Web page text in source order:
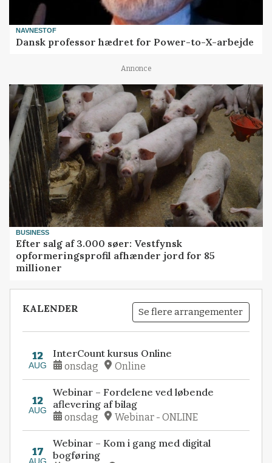
NAVNESTOF
Dansk professor hædret for Power-to-X-arbejde
Annonce
BUSINESS
Efter salg af 3.000 søer: Vestfynsk
opformeringsprofil afhænder jord for 85
millioner
KALENDER Se flere arrangementer
12
AUG
InterCount kursus Online
onsdag Online
12
AUG
Webinar – Fordelene ved løbende
aflevering af bilag
onsdag Webinar - ONLINE
17
AUG
Webinar – Kom i gang med digital
bogføring